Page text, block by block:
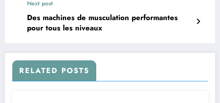
Next post
Des machines de musculation performantes
pour tous les niveaux
RELATED POSTS